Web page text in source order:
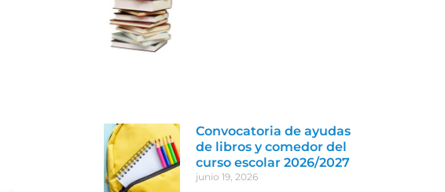
Convocatoria de ayudas
de libros y comedor del
curso escolar 2026/2027
junio 19, 2026